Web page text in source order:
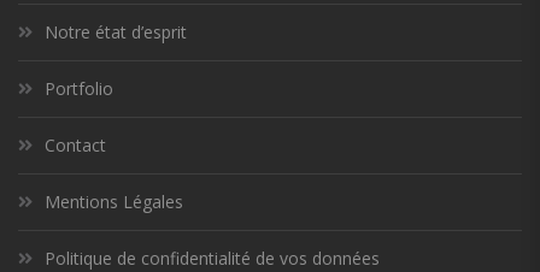
Notre état d’esprit
Portfolio
Contact
Mentions Légales
Politique de confidentialité de vos données